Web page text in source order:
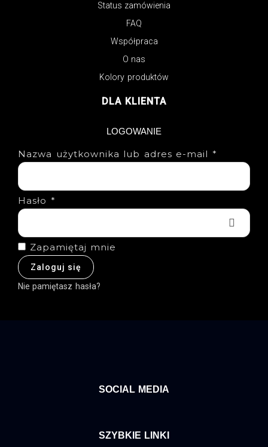
Status zamówienia
FAQ
Współpraca
O nas
Kolory produktów
DLA KLIENTA
LOGOWANIE
Nazwa użytkownika lub adres e-mail *
Hasło *
Zapamiętaj mnie
Zaloguj się
Nie pamiętasz hasła?
SOCIAL MEDIA
SZYBKIE LINKI